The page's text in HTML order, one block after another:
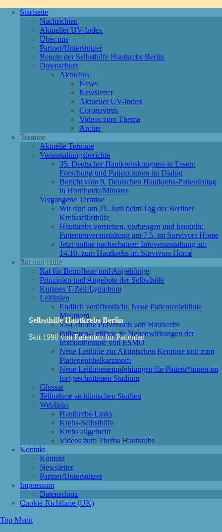
Startseite
Nachrichten
Aktueller UV-Index
Über uns
Partner/Unterstützer
Regeln der Selbsthilfe Hautkrebs Berlin
Datenschutz
Aktuelles
News
Newsletter
Aktueller UV-Index
Coronavirus
Videos zum Thema
Archiv
Termine
Aktuelle Termine
Veranstaltungsberichte
35. Deutscher Hautkrebskongress in Essen:
Forschung und Patient:innen im Dialog
Bericht vom 9. Deutschen Hautkrebs-Patiententag
in Hornheide/Münster
Vergangene Termine
Wir sind am 21. Juni beim Tag der Berliner
Krebsselbsthilfe
Hautkrebs verstehen, vorbeugen und handeln:
Patientenveranstaltung am 7.5. im Survivors Home
Jetzt online nachschauen: Infoveranstaltung am
14.10. zum Hautkrebs im Survivors Home
Rat und Hilfe
Rat für Betroffene und Angehörige
Prinzipien und Angebote der Selbsthilfe
Kutanes T-Zell-Lymphom
Leitlinien
Endlich veröffentlicht: Neue Patientenleitlinie
Melanom
S3-Leitlinie Prävention von Hautkrebs
Patienten-Leitlinie zu Nebenwirkungen der
Immuntherapie von ESMO
Neue Leitlinie zur Aktinischen Keratose und zum
Plattenepithelkarzinom
Neue Leitlinienempfehlungen für Patient*innen im
fortgeschrittenen Stadium
Glossar
Teilnahme an klinischen Studien
Weblinks
Hautkrebs-Links
Krebs-Selbsthilfe
Krebs allgemein
Videos zum Thema Hautkrebs
Kontakt
Kontakt
Newsletter
Partner/Unterstützer
Impressum
Datenschutz
Cookie-Richtlinie (UK)
Top Menu
Selbsthilfe Hautkrebs Berlin
Seit 1998 von Patienten für Patienten